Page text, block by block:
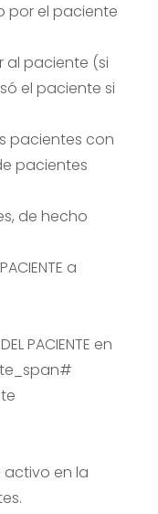
por el paciente
al paciente (si
el paciente si
pacientes con
pacientes
de hecho
a
PACIENTE en
activo en la